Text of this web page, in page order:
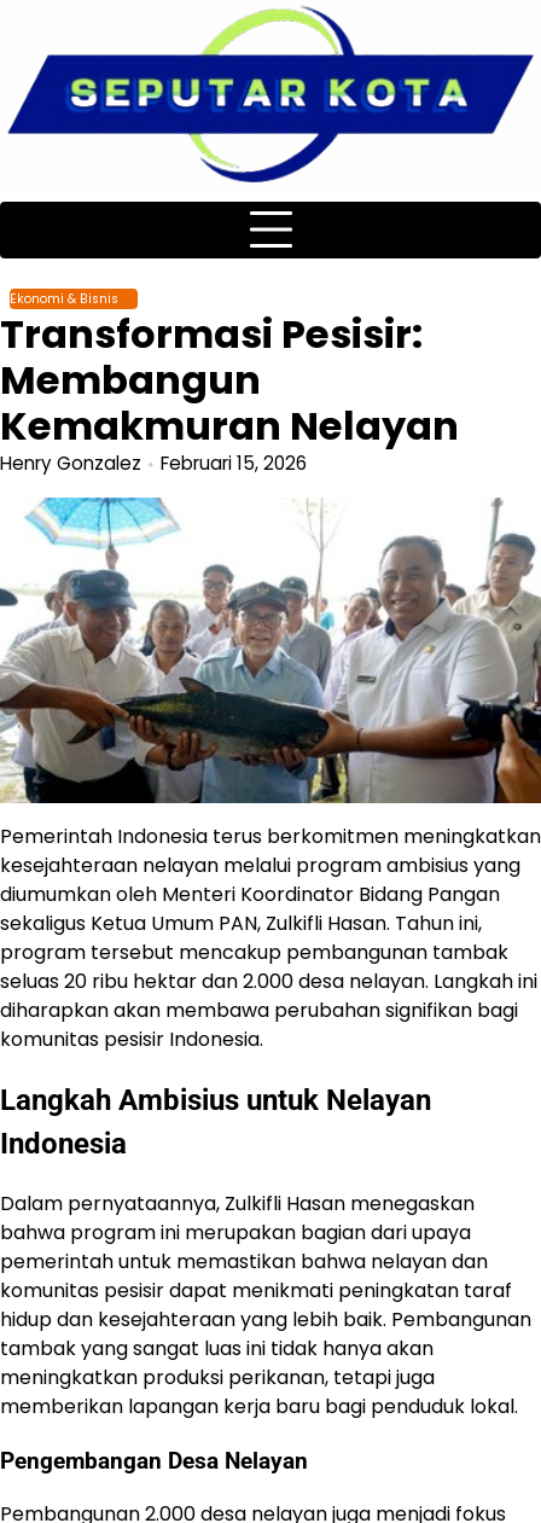
content
Ekonomi & Bisnis
Transformasi Pesisir:
Membangun
Kemakmuran Nelayan
Henry Gonzalez Februari 15, 2026
Pemerintah Indonesia terus berkomitmen meningkatkan
kesejahteraan nelayan melalui program ambisius yang
diumumkan oleh Menteri Koordinator Bidang Pangan
sekaligus Ketua Umum PAN, Zulkifli Hasan. Tahun ini,
program tersebut mencakup pembangunan tambak
seluas 20 ribu hektar dan 2.000 desa nelayan. Langkah ini
diharapkan akan membawa perubahan signifikan bagi
komunitas pesisir Indonesia.
Langkah Ambisius untuk Nelayan
Indonesia
Dalam pernyataannya, Zulkifli Hasan menegaskan
bahwa program ini merupakan bagian dari upaya
pemerintah untuk memastikan bahwa nelayan dan
komunitas pesisir dapat menikmati peningkatan taraf
hidup dan kesejahteraan yang lebih baik. Pembangunan
tambak yang sangat luas ini tidak hanya akan
meningkatkan produksi perikanan, tetapi juga
memberikan lapangan kerja baru bagi penduduk lokal.
Pengembangan Desa Nelayan
Pembangunan 2.000 desa nelayan juga menjadi fokus